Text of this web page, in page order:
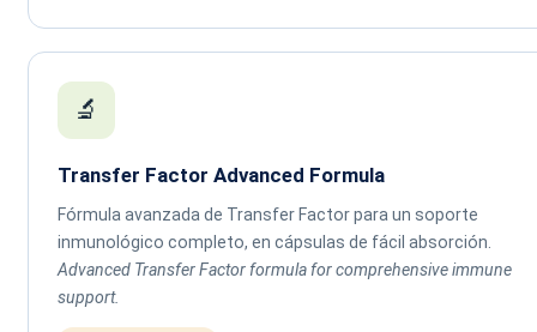
🔬
Transfer Factor Advanced Formula
Fórmula avanzada de Transfer Factor para un soporte
inmunológico completo, en cápsulas de fácil absorción.
Advanced Transfer Factor formula for comprehensive immune
support.